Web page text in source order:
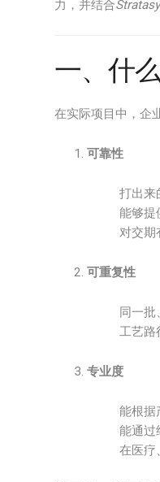
力，并结合
一、什
在实际项目中，企
可靠性
打出来
能够提
对交期
可重复性
同一批
工艺路
专业度
能根据
能通过
在医疗